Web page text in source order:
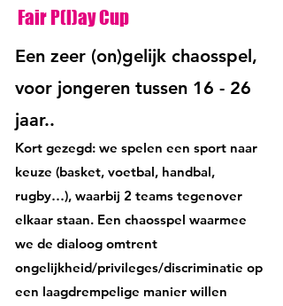
Fair P(l)ay Cup
Een zeer (on)gelijk chaosspel,
voor jongeren tussen 16 - 26
jaar..
Kort gezegd: we spelen een sport naar
keuze (basket, voetbal, handbal,
rugby…), waarbij 2 teams tegenover
elkaar staan. Een chaosspel waarmee
we de dialoog omtrent
ongelijkheid/privileges/discriminatie op
een laagdrempelige manier willen